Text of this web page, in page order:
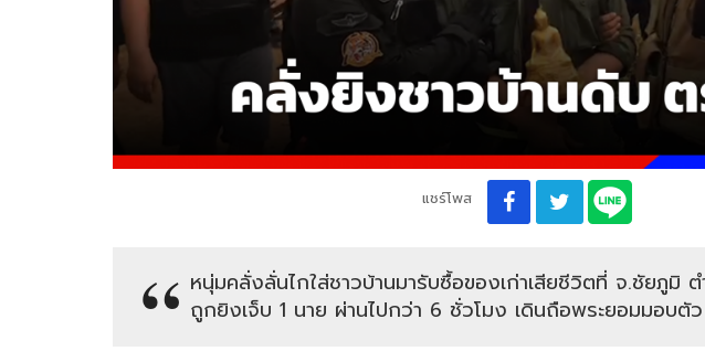
แชร์โพส
หนุ่มคลั่งลั่นไกใส่ชาวบ้านมารับซื้อของเก่าเสียชีวิตที่ จ.ชัยภูมิ
ถูกยิงเจ็บ 1 นาย ผ่านไปกว่า 6 ชั่วโมง เดินถือพระยอมมอบตัว